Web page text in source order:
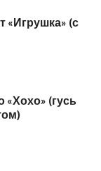
«Игрушка» (с
(гусь